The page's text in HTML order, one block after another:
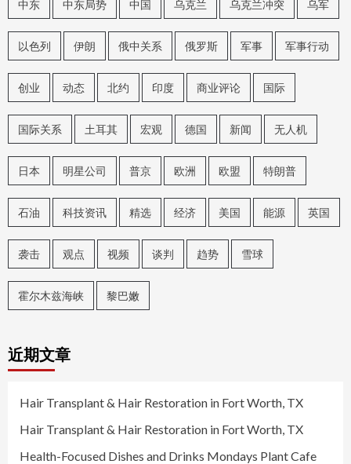
中东 中东局势 中国 乌克兰 乌克兰冲突 乌军
以色列 伊朗 俄中关系 俄罗斯 军事 军事行动
创业 动态 北约 印度 商业评论 国际
国际关系 土耳其 宏观 德国 新闻 无人机
日本 明星公司 普京 欧洲 欧盟 特朗普
石油 科技资讯 精选 经济 美国 能源 英国
袭击 观点 视频 谈判 趋势 雪球
霍尔木兹海峡 黎巴嫩
近期文章
Hair Transplant & Hair Restoration in Fort Worth, TX
Hair Transplant & Hair Restoration in Fort Worth, TX
Health-Focused Dishes and Drinks Mondays Plant Cafe